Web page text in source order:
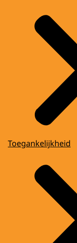
Toegankelijkheid